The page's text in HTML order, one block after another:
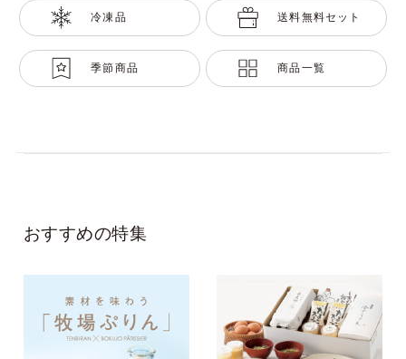
冷凍品 送料無料セット
季節商品 商品一覧
おすすめの特集